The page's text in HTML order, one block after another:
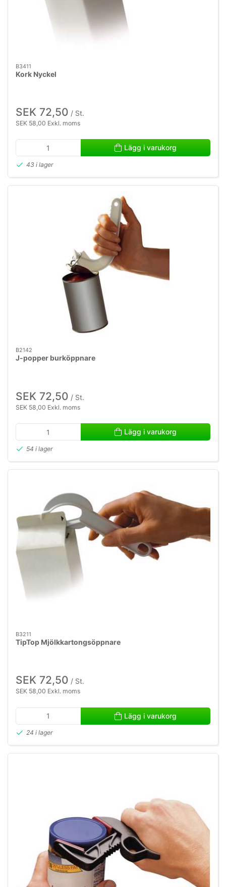
B3411
Kork Nyckel
SEK 72,50 / St.
SEK 58,00 Exkl. moms
Lägg i varukorg
43 i lager
B2142
J-popper burköppnare
SEK 72,50 / St.
SEK 58,00 Exkl. moms
Lägg i varukorg
54 i lager
B3211
TipTop Mjölkkartongsöppnare
SEK 72,50 / St.
SEK 58,00 Exkl. moms
Lägg i varukorg
24 i lager